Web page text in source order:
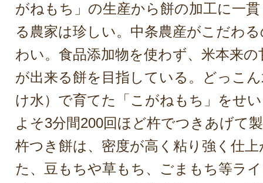
がねもち」の生産から餅の加工に一
る農家は珍しい。中条農産がこだわ
わい。食品添加物を使わず、米本来
が出来る餅を目指している。どっこ
け水）で育てた「こがねもち」をせ
よそ3分間200回ほど杵でつきあげて
杵つき餅は、密度が高く粘り強く仕
た、豆もちや草もち、ごまもち等ラ